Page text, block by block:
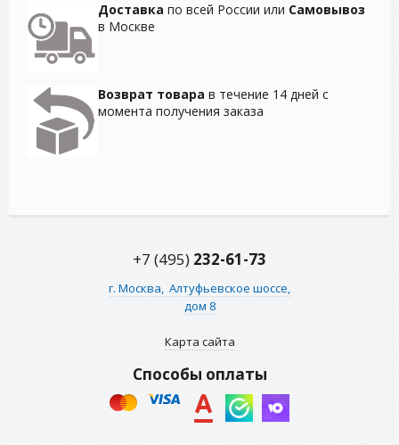
Доставка по всей России или Самовывоз
в Москве
Возврат товара в течение 14 дней с
момента получения заказа
+7 (495) 232-61-73
г. Москва, Алтуфьевское шоссе,
дом 8
Карта сайта
Способы оплаты